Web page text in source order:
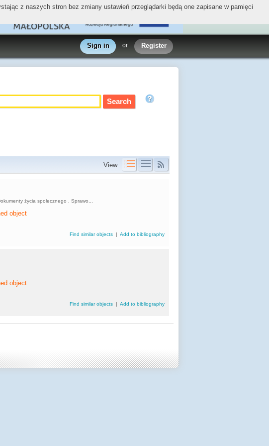
Sign in or Register
View:
życia społecznego , Sprawo...
object
Find similar objects |Add to bibliography
object
Find similar objects |Add to bibliography
z naszych stron bez zmiany ustawień przeglądarki będą one zapisane w pamięci